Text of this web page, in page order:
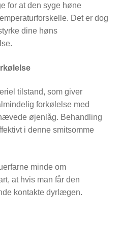
for at den syge høne
Det er dog
dine høns
tilstand, som giver
forkølelse med
øjenlåg. Behandling
i denne smitsomme
minde om
at hvis man får den
kontakte dyrlægen.